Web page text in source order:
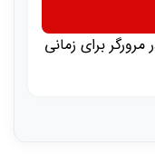
برای زمانی